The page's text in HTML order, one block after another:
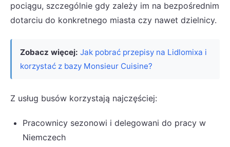
pociągu, szczególnie gdy zależy im na bezpośrednim
dotarciu do konkretnego miasta czy nawet dzielnicy.
Zobacz więcej: Jak pobrać przepisy na Lidlomixa i
korzystać z bazy Monsieur Cuisine?
Z usług busów korzystają najczęściej:
Pracownicy sezonowi i delegowani do pracy w
Niemczech